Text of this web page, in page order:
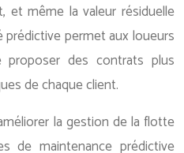
et même la valeur résiduelle
permet aux loueurs
des contrats plus
de chaque client.
la gestion de la flotte
de maintenance prédictive